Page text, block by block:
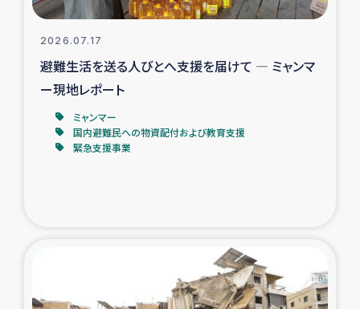
2026.07.17
避難生活を送る人びとへ支援を届けて ― ミャンマ
ー現地レポート
ミャンマー
国内避難民への物資配付および教育支援
緊急支援事業